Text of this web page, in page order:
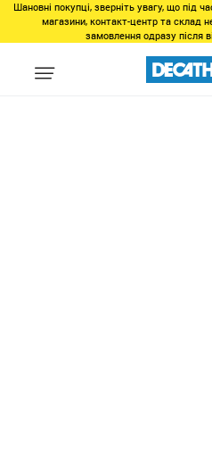
Шановні покупці, зверніть увагу, що під
магазини, контакт-центр та
замовлення одразу після
Распродажа Останні